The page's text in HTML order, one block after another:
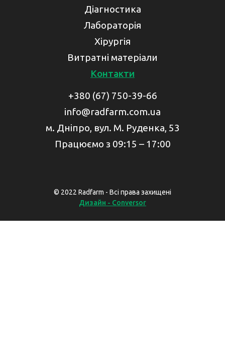
Діагностика
Лабораторія
Хірургія
Витратні матеріали
Контакти
+380 (67) 750-39-66
info@radfarm.com.ua
м. Дніпро, вул. М. Руденка, 53
Працюємо з 09:15 – 17:00
© 2022 Radfarm - Всі права захищені
Дизайн - Conversor